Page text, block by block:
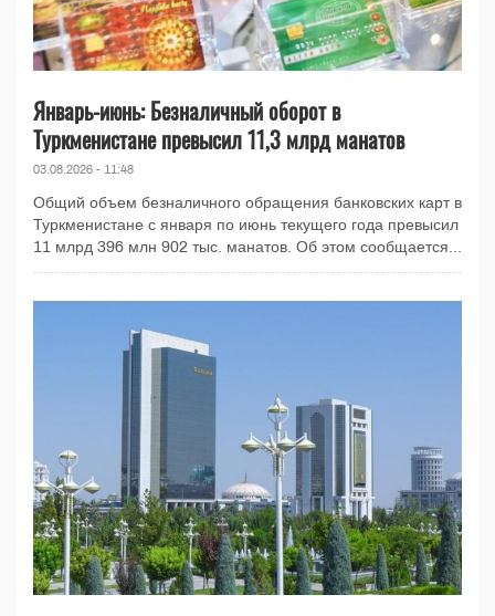
Январь-июнь: Безналичный оборот в
Туркменистане превысил 11,3 млрд манатов
03.08.2026 - 11:48
Общий объем безналичного обращения банковских карт в
Туркменистане с января по июнь текущего года превысил
11 млрд 396 млн 902 тыс. манатов. Об этом сообщается...